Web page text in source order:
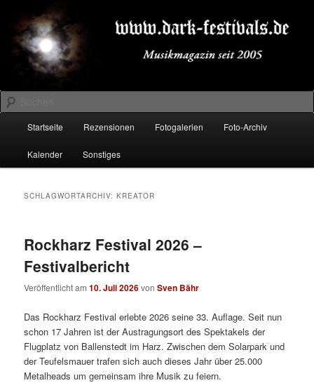
primären
Inhalt
springen
sekundären
Inhalt
springenDARK-FESTIVALS.DE
Suchen
Startseite Rezensionen Fotogalerien Foto-Archiv
Kalender Sonstiges
SCHLAGWORTARCHIV:KREATOR
Rockharz Festival 2026 –
Festivalbericht
Veröffentlicht am10. Juli 2026vonSven Bähr
Das Rockharz Festival erlebte 2026 seine 33. Auflage. Seit nun
schon 17 Jahren ist der Austragungsort des Spektakels der
Flugplatz von Ballenstedt im Harz. Zwischen dem Solarpark und
der Teufelsmauer trafen sich auch dieses Jahr über 25.000
Metalheads um gemeinsam ihre Musik zu feiern.